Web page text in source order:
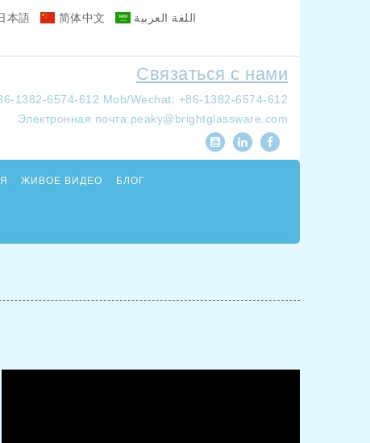
本語 简体中文
اللغة العربية
Связаться с нами
1382-6574-612 Mob/Wechat: +86-1382-6574-612
Электронная почта:peaky@brightglassware.com
ЖИВОЕ ВИДЕО БЛОГ